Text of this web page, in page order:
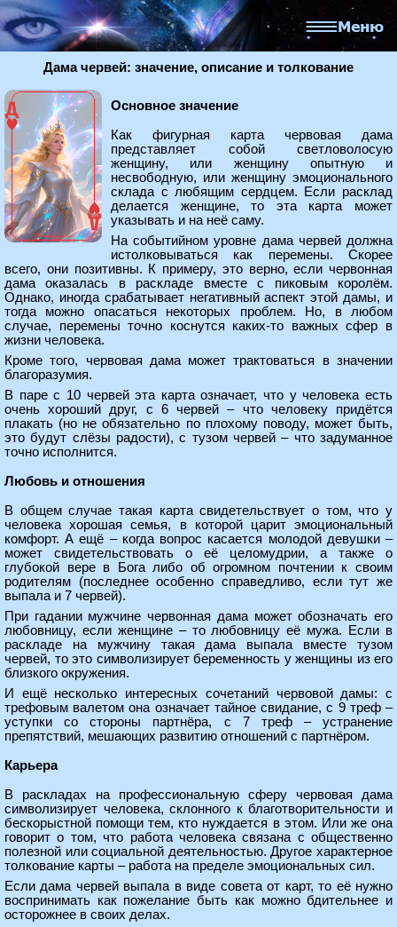
Дама червей: значение, описание и толкование
Основное значение
Как фигурная карта червовая дама
представляет собой светловолосую
женщину, или женщину опытную и
несвободную, или женщину эмоционального
склада с любящим сердцем. Если расклад
делается женщине, то эта карта может
указывать и на неё саму.
На событийном уровне дама червей должна
истолковываться как перемены. Скорее
всего, они позитивны. К примеру, это верно, если червонная
дама оказалась в раскладе вместе с пиковым королём.
Однако, иногда срабатывает негативный аспект этой дамы, и
тогда можно опасаться некоторых проблем. Но, в любом
случае, перемены точно коснутся каких-то важных сфер в
жизни человека.
Кроме того, червовая дама может трактоваться в значении
благоразумия.
В паре с 10 червей эта карта означает, что у человека есть
очень хороший друг, с 6 червей – что человеку придётся
плакать (но не обязательно по плохому поводу, может быть,
это будут слёзы радости), с тузом червей – что задуманное
точно исполнится.
Любовь и отношения
В общем случае такая карта свидетельствует о том, что у
человека хорошая семья, в которой царит эмоциональный
комфорт. А ещё – когда вопрос касается молодой девушки –
может свидетельствовать о её целомудрии, а также о
глубокой вере в Бога либо об огромном почтении к своим
родителям (последнее особенно справедливо, если тут же
выпала и 7 червей).
При гадании мужчине червонная дама может обозначать его
любовницу, если женщине – то любовницу её мужа. Если в
раскладе на мужчину такая дама выпала вместе тузом
червей, то это символизирует беременность у женщины из его
близкого окружения.
И ещё несколько интересных сочетаний червовой дамы: с
трефовым валетом она означает тайное свидание, с 9 треф –
уступки со стороны партнёра, с 7 треф – устранение
препятствий, мешающих развитию отношений с партнёром.
Карьера
В раскладах на профессиональную сферу червовая дама
символизирует человека, склонного к благотворительности и
бескорыстной помощи тем, кто нуждается в этом. Или же она
говорит о том, что работа человека связана с общественно
полезной или социальной деятельностью. Другое характерное
толкование карты – работа на пределе эмоциональных сил.
Если дама червей выпала в виде совета от карт, то её нужно
воспринимать как пожелание быть как можно бдительнее и
осторожнее в своих делах.